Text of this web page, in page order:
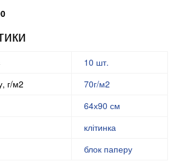
10 шт.
г/м2
70г/м2
64х90 см
клітинка
блок паперу